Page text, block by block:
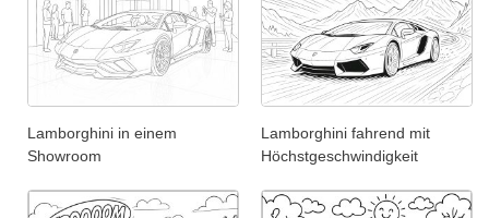
Lamborghini in einem
Showroom
Lamborghini fahrend mit
Höchstgeschwindigkeit